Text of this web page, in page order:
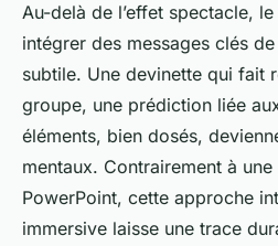
Au-delà de l’effet spectacle,
intégrer des messages clés
subtile. Une devinette qui fait
groupe, une prédiction liée
éléments, bien dosés,
mentaux. Contrairement à
PowerPoint, cette approche
immersive laisse une trace